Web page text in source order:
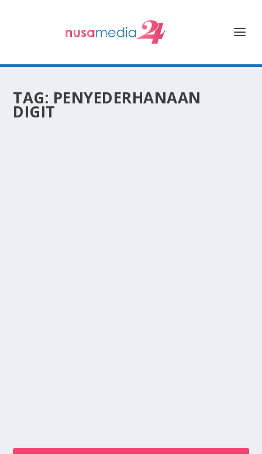
TAG: PENYEDERHANAAN
DIGIT